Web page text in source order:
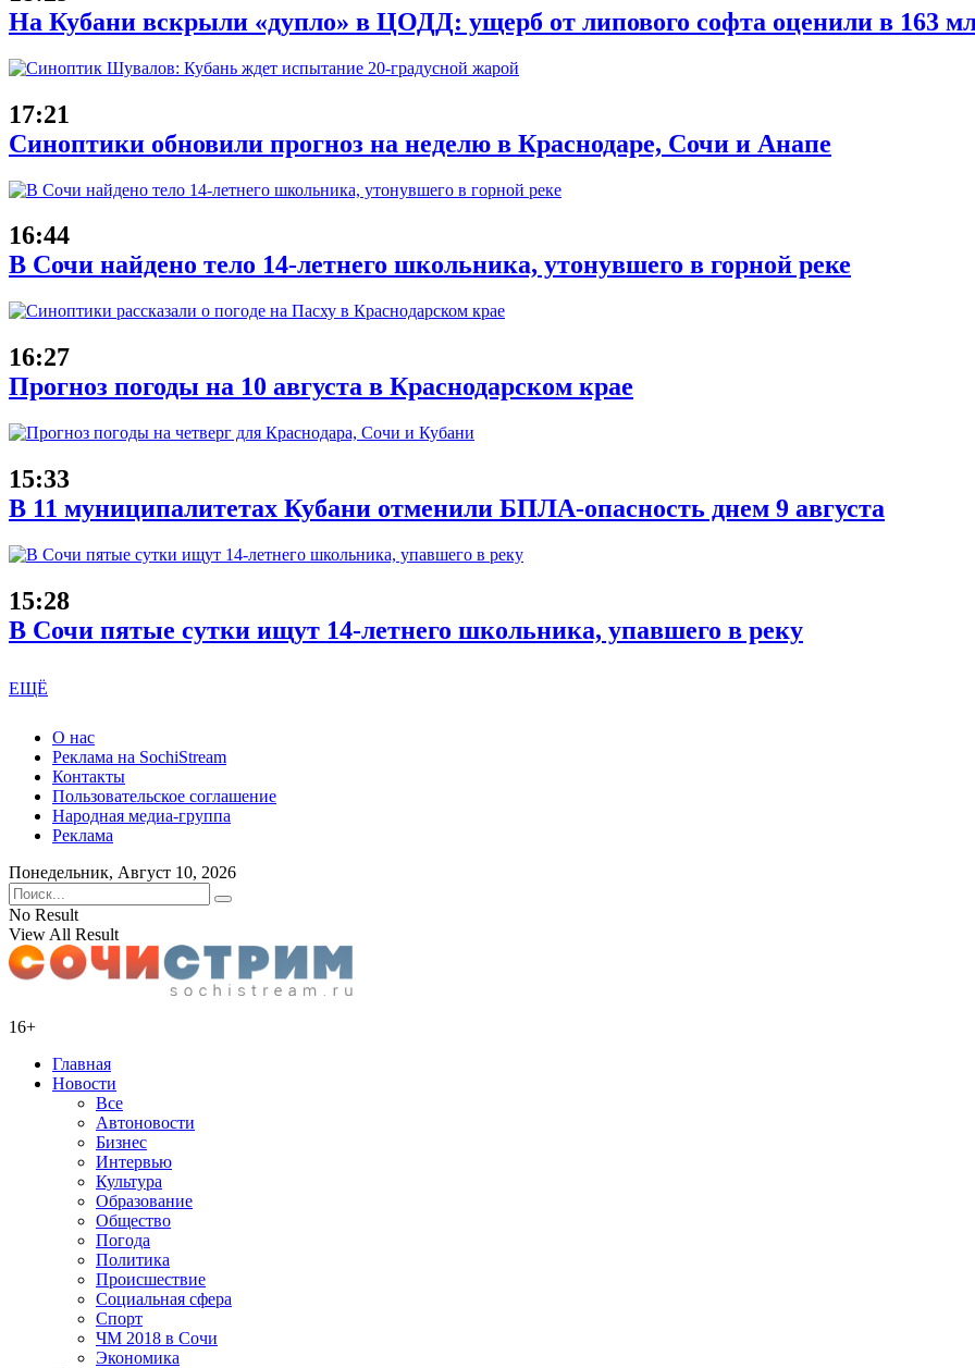
На Кубани вскрыли «дупло» в ЦОДД: ущерб от липового софта оценили в 163
17:21
Синоптики обновили прогноз на неделю в Краснодаре, Сочи и Анапе
16:44
В Сочи найдено тело 14-летнего школьника, утонувшего в горной реке
16:27
Прогноз погоды на 10 августа в Краснодарском крае
15:33
В 11 муниципалитетах Кубани отменили БПЛА-опасность днем 9 августа
15:28
В Сочи пятые сутки ищут 14-летнего школьника, упавшего в реку
ЕЩЁ
О нас
Реклама на SochiStream
Контакты
Пользовательское соглашение
Народная медиа-группа
Реклама
Понедельник, Август 10, 2026
No Result
View All Result
16+
Главная
Новости
Все
Автоновости
Бизнес
Интервью
Культура
Образование
Общество
Погода
Политика
Происшествие
Социальная сфера
Спорт
ЧМ 2018 в Сочи
Экономика